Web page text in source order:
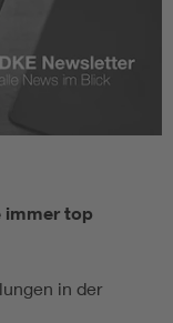
immer top
in der